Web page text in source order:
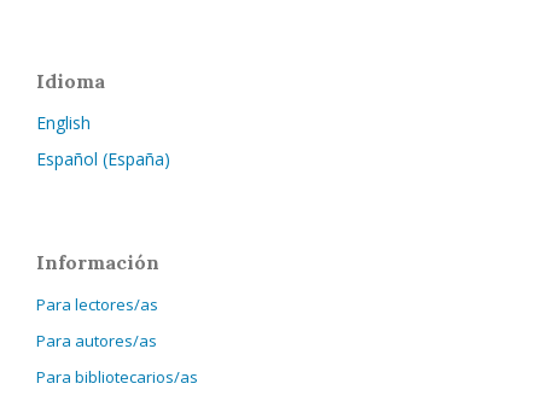
Idioma
English
Español (España)
Información
Para lectores/as
Para autores/as
Para bibliotecarios/as